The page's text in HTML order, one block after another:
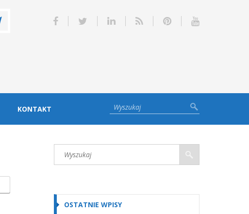
KONTAKT
OSTATNIE WPISY